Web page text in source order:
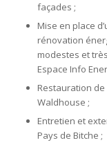
façades ;
Mise en place
rénovation
modestes et
Espace Info
Restauration de
Waldhouse ;
Entretien et
Pays de Bitche ;